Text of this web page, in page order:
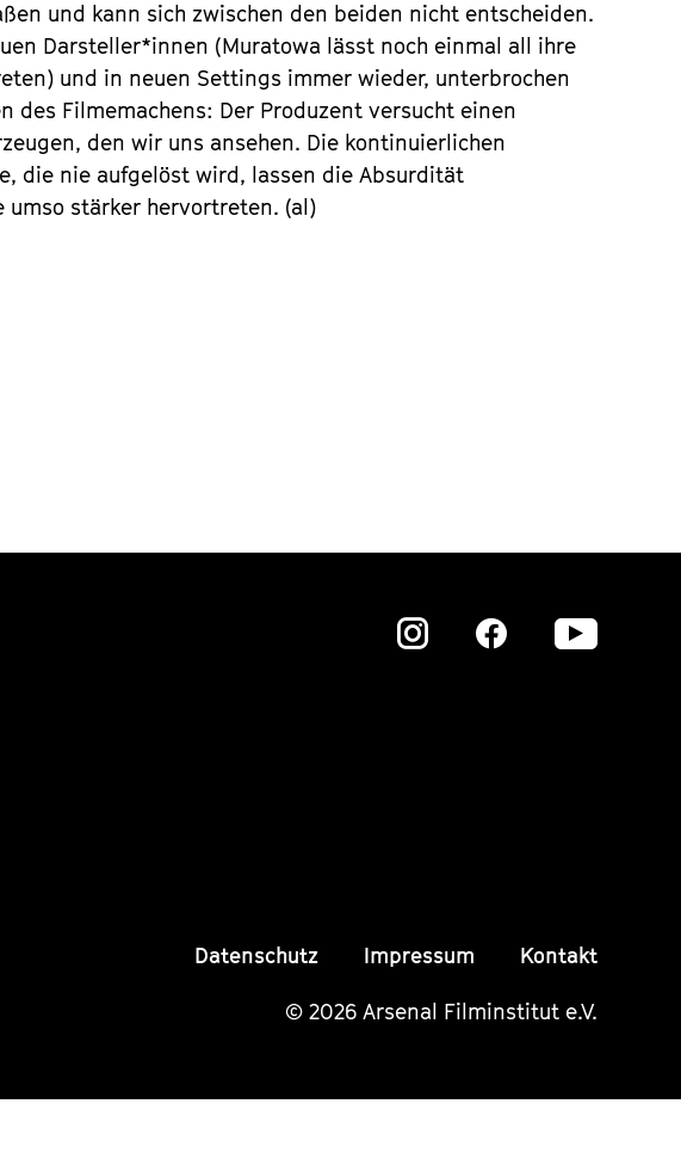
und kann sich zwischen den beiden nicht entscheiden.
Darsteller*innen (Muratowa lässt noch einmal all ihre
und in neuen Settings immer wieder, unterbrochen
des Filmemachens: Der Produzent versucht einen
den wir uns ansehen. Die kontinuierlichen
die nie aufgelöst wird, lassen die Absurdität
umso stärker hervortreten. (al)
Zu
Zu
Zu
Datenschutz Impressum Kontakt
© 2026 Arsenal Filminstitut e.V.